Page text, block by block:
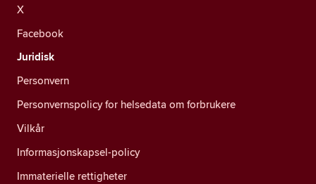
X
Facebook
Juridisk
Personvern
Personvernspolicy for helsedata om forbrukere
Vilkår
Informasjonskapsel-policy
Immaterielle rettigheter